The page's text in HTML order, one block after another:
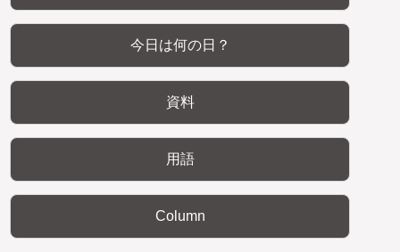
今日は何の日？
資料
用語
Column